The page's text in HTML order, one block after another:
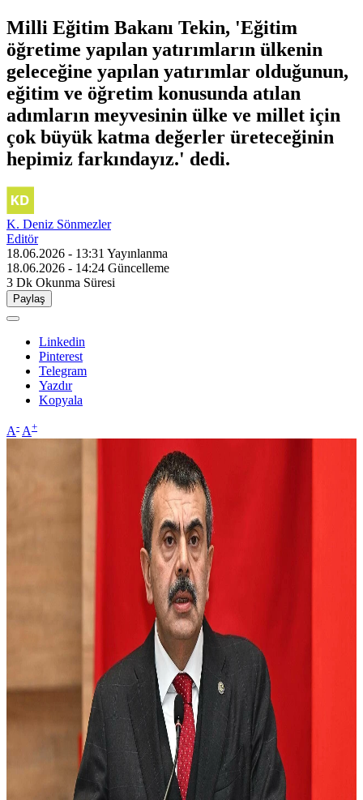
Milli Eğitim Bakanı Tekin, 'Eğitim
öğretime yapılan yatırımların ülkenin
geleceğine yapılan yatırımlar olduğunun,
eğitim ve öğretim konusunda atılan
adımların meyvesinin ülke ve millet için
çok büyük katma değerler üreteceğinin
hepimiz farkındayız.' dedi.
K. Deniz Sönmezler
Editör
18.06.2026 - 13:31 Yayınlanma
18.06.2026 - 14:24 Güncelleme
3 Dk Okunma Süresi
Paylaş
Linkedin
Pinterest
Telegram
Yazdır
Kopyala
A- A+